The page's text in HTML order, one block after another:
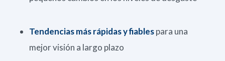
Tendencias más rápidas y fiablespara una
mejor visión a largo plazo